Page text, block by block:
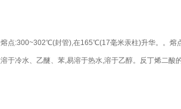
点:300~302℃(封管),在165℃(17毫米汞柱)升华。。熔
于冷水、乙醚、苯,易溶于热水,溶于乙醇。反丁烯二酸